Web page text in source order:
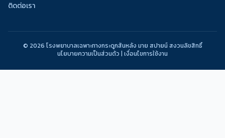
ติดต่อเรา
© 2026 โรงพยาบาลเฉพาะทางกระดูกสันหลัง มาย สปายน์ สงวนลิขสิทธิ์
นโยบายความเป็นส่วนตัว | เงื่อนไขการใช้งาน